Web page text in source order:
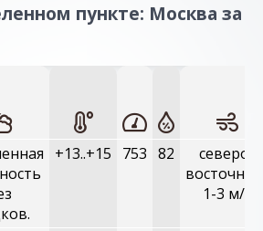
пункте: Москва за
+13..+15 753 82
северо-
1-3 м/с